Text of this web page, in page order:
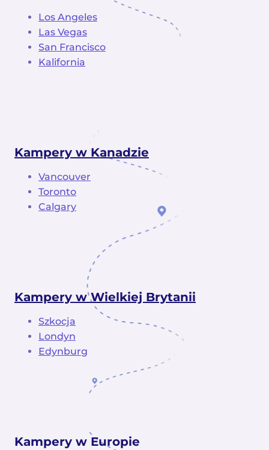
Los Angeles
Las Vegas
San Francisco
Kalifornia
Kampery w Kanadzie
Vancouver
Toronto
Calgary
Kampery w Wielkiej Brytanii
Szkocja
Londyn
Edynburg
Kampery w Europie